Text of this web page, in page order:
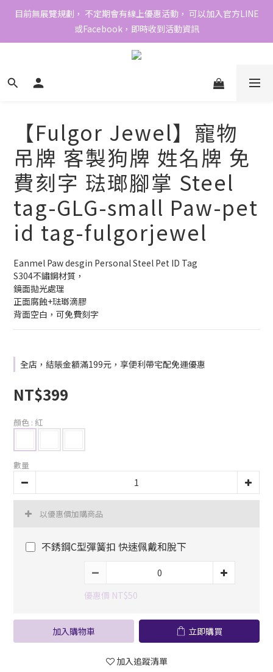
目前無展覽規劃， 不定期會有線上優惠活動， 可以加入官方LINE
或Facebook，即時收到活動資訊
【Fulgor Jewel】寵物
吊牌 客製狗牌 姓名牌 免
費刻字 琺瑯腳掌 Steel
tag-GLG-small Paw-pet
id tag-fulgorjewel
Eanmel Paw desgin Personal Steel Pet ID Tag
S304不鏽鋼材質，
鏡面拋光處理
正面腐蝕+琺瑯滴膠
背面空白，可免費刻字
全店，結賬金額滿199元，享便利帶宅配免運優惠
NT$399
顏色 : 紅
數量
以優惠價加購商品
不銹鋼C型彈簧扣 快速佩戴和脫下
優惠價 NT$50
加入購物車 立即購買
加入追蹤清單